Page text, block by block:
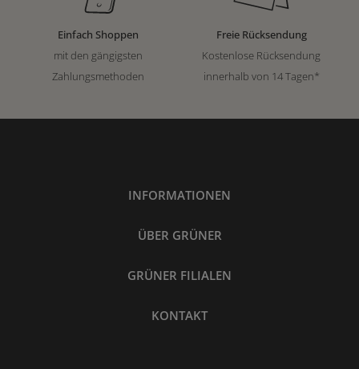
Einfach Shoppen
mit den gängigsten
Zahlungsmethoden
Freie Rücksendung
Kostenlose Rücksendung
innerhalb von 14 Tagen*
INFORMATIONEN
ÜBER GRÜNER
GRÜNER FILIALEN
KONTAKT